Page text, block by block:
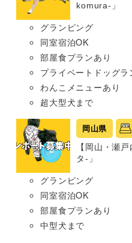
komura-」
グランピング
同室宿泊OK
部屋食プランあり
プライベートドッグラ
わんこメニューあり
超大型犬まで
岡山県
【岡山・瀬
タ-」
グランピング
同室宿泊OK
部屋食プランあり
中型犬まで